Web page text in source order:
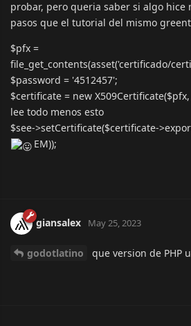
probar, pero queria saber si algo hice
pasos que el tutorial del mismo
$pfx =
file_get_contents(asset('certificado/
$password = '4512457';
$certificate = new
lee todo menos esto
$see->setCertificate($certificate-
EM));
giansalex May 25, 2023
godotlatino que version de PHP